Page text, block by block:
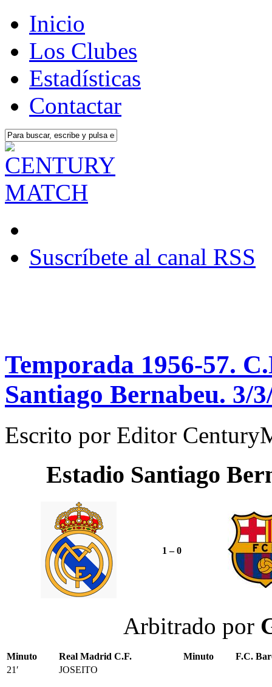
Inicio
Los Clubes
Estadísticas
Contactar
Suscríbete al canal RSS
Temporada 1956-57.
Santiago Bernabeu. 3/
Escrito por Editor
Estadio Santiago
1 – 0
Arbitrado por
Minuto Real Madrid C.F. Minuto
F.C.
21′
JOSEITO